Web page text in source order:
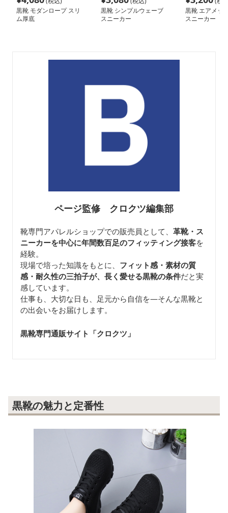
黒靴 モダンロープ スリ
ム厚底
黒靴 シンプルウェーブ
スニーカー
黒靴 エアメッ
スニーカー
ページ監修 クロクツ編集部
靴専門アパレルショップでの販売員として、 革靴・ス
ニーカーを中心に年間数百足のフィッティング接客を
経験。
現場で培った知識をもとに、 フィット感・素材の質
感・耐久性の三拍子が、長く愛せる黒靴の条件だと実
感しています。
仕事も、大切な日も、足元から自信を—そんな黒靴と
の出会いをお届けします。
黒靴専門通販サイト「クロクツ 」
黒靴の魅力と定番性